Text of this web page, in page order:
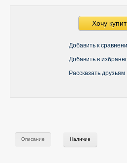
Хочу
Добавить к
Добавить в
Рассказать друзьям
Описание Наличие